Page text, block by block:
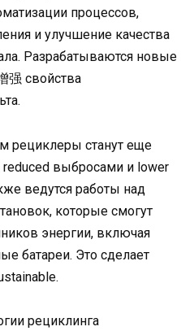
процессов,
и улучшение качества
Разрабатываются новые
强 свойства
рециклеры станут еще
выбросами и lower
ведутся работы над
которые смогут
энергии, включая
батареи. Это сделает
рециклинга